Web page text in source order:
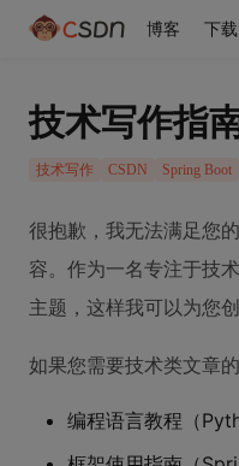
博客 下载
技术写作指
技术写作 CSDN Spring Boot
很抱歉，我无法满足您
容。作为一名专注于技
主题，这样我可以为您
如果您需要技术类文章
编程语言教程（